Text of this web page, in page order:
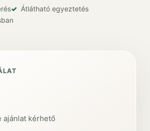
Átlátható egyeztetés
ajánlat kérhető